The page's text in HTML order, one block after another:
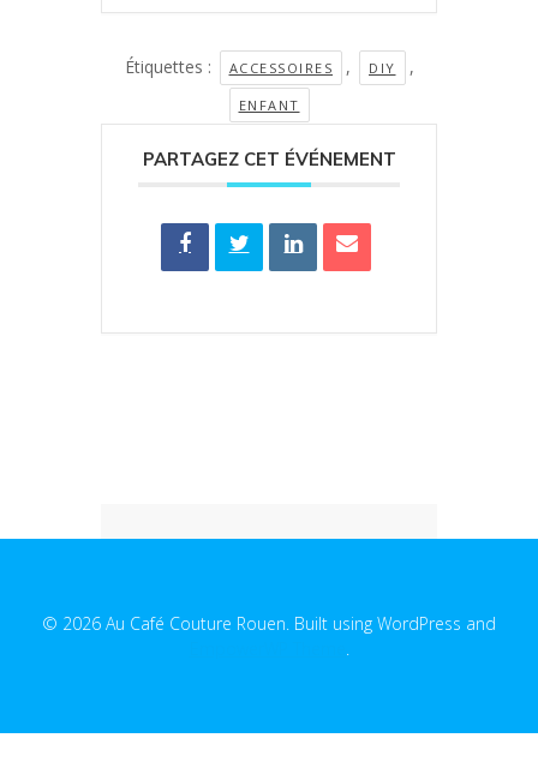
Étiquettes : ACCESSOIRES , DIY ,
ENFANT
PARTAGEZ CET ÉVÉNEMENT
© 2026 Au Café Couture Rouen. Built using WordPress and
.